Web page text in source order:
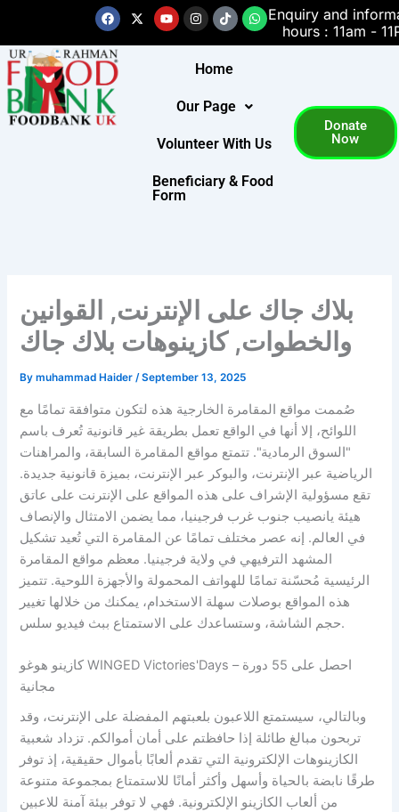
content
Facebook
X-
twitter
YoutubeInstagram
TiktokWhatsapp
Enquiry and
hours : 11am -
Home
Our Page
Volunteer With Us
Beneficiary & Food
Form
Donate
Now
بلاك جاك على الإنترنت, القوانين
والخطوات, كازينوهات بلاك جاك
Bymuhammad Haider/September 13, 2025
صُممت مواقع المقامرة الخارجية هذه لتكون متوافقة تمامًا مع
اللوائح، إلا أنها في الواقع تعمل بطريقة غير قانونية تُعرف باسم
"السوق الرمادية". تتمتع مواقع المقامرة السابقة، والمراهنات
الرياضية عبر الإنترنت، والبوكر عبر الإنترنت، بميزة قانونية جديدة.
تقع مسؤولية الإشراف على هذه المواقع على الإنترنت على عاتق
هيئة يانصيب جنوب غرب فرجينيا، مما يضمن الامتثال والإنصاف
في العالم. إنه عصر مختلف تمامًا عن المقامرة التي تُعيد تشكيل
المشهد الترفيهي في ولاية فرجينيا. معظم مواقع المقامرة
الرئيسية مُحسّنة تمامًا للهواتف المحمولة والأجهزة اللوحية. تتميز
هذه المواقع بوصلات سهلة الاستخدام، يمكنك من خلالها تغيير
حجم الشاشة، وستساعدك على الاستمتاع ببث فيديو سلس.
كازينو هوغو WINGED Victories'Days – احصل على 55 دورة
مجانية
وبالتالي، سيستمتع اللاعبون بلعبتهم المفضلة على الإنترنت، وقد
تربحون مبالغ طائلة إذا حافظتم على أمان أموالكم. تزداد شعبية
الكازينوهات الإلكترونية التي تقدم ألعابًا بأموال حقيقية، إذ توفر
طرقًا نابضة بالحياة وأسهل وأكثر أمانًا للاستمتاع بمجموعة متنوعة
من ألعاب الكازينو الإلكترونية. فهي لا توفر بيئة آمنة للاعبين